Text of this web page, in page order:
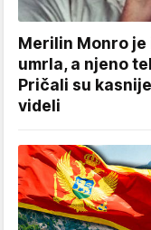
Merilin Monro je
umrla, a njeno
Pričali su
videli